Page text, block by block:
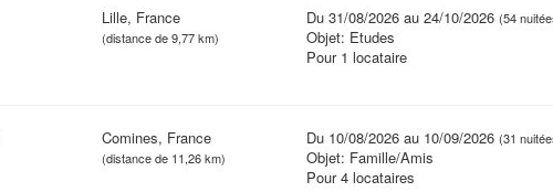
Lille, France
(distance de 9,77 km)
Du 31/08/2026 au 24/10/2026 (54
Objet: Etudes
Pour 1 locataire
Comines, France
(distance de 11,26 km)
Du 10/08/2026 au 10/09/2026 (31
Objet: Famille/Amis
Pour 4 locataires